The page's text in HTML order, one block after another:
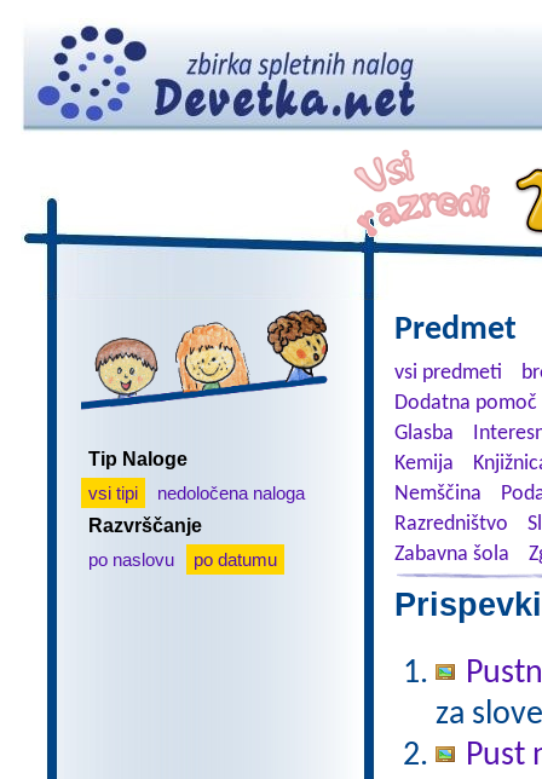
Tip Naloge
vsi tipi
nedoločena naloga
Razvrščanje
po naslovu
po datumu
Predmet
vsi predmeti
Dodatna
Glasba
Kemija
Nemščina
Razredništvo
Zabavna šola
za
Pust